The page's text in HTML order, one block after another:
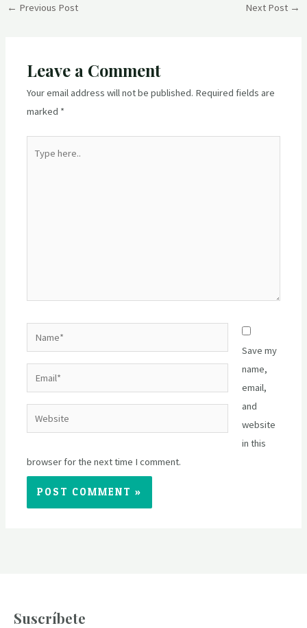
Post
← Previous Post Next Post →
Leave a Comment
Your email address will not be published. Required fields are
marked *
here..
Website
Save my
name,
email,
and
website
in this
browser for the next time I comment.
Suscríbete